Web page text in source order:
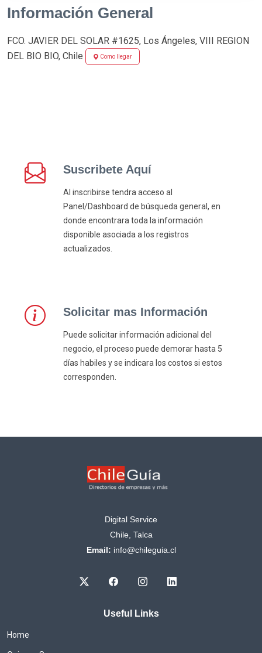
Información General
FCO. JAVIER DEL SOLAR #1625, Los Ángeles, VIII REGION
DEL BIO BIO, Chile
Como llegar
Suscribete Aquí
Al inscribirse tendra acceso al
Panel/Dashboard de búsqueda general, en
donde encontrara toda la información
disponible asociada a los registros
actualizados.
Solicitar mas Información
Puede solicitar información adicional del
negocio, el proceso puede demorar hasta 5
días habiles y se indicara los costos si estos
corresponden.
Digital Service
Chile, Talca
Email: info@chileguia.cl
Useful Links
Home